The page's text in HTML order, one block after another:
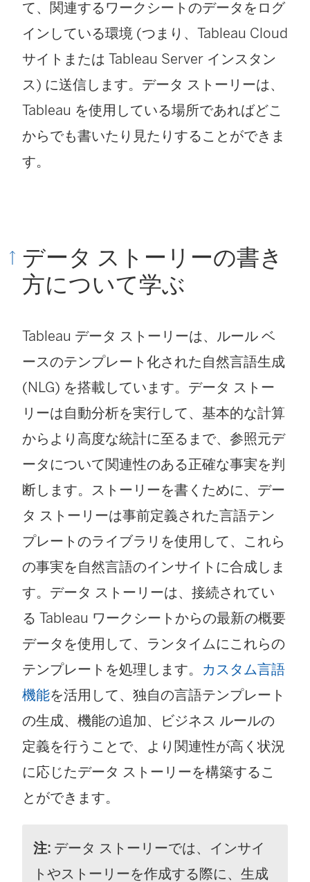
て、関連するワークシートのデータをログ
インしている環境 (つまり、Tableau Cloud
サイトまたは Tableau Server インスタン
ス) に送信します。データ ストーリーは、
Tableau を使用している場所であればどこ
からでも書いたり見たりすることができま
す。
データ ストーリーの書き
方について学ぶ
Tableau データ ストーリーは、ルール ベ
ースのテンプレート化された自然言語生成
(NLG) を搭載しています。データ ストー
リーは自動分析を実行して、基本的な計算
からより高度な統計に至るまで、参照元デ
ータについて関連性のある正確な事実を判
断します。ストーリーを書くために、デー
タ ストーリーは事前定義された言語テン
プレートのライブラリを使用して、これら
の事実を自然言語のインサイトに合成しま
す。データ ストーリーは、接続されてい
る Tableau ワークシートからの最新の概要
データを使用して、ランタイムにこれらの
テンプレートを処理します。 カスタム言語
機能を活用して、独自の言語テンプレート
の生成、機能の追加、ビジネス ルールの
定義を行うことで、より関連性が高く状況
に応じたデータ ストーリーを構築するこ
とができます。
注: データ ストーリーでは、インサイ
トやストーリーを作成する際に、生成